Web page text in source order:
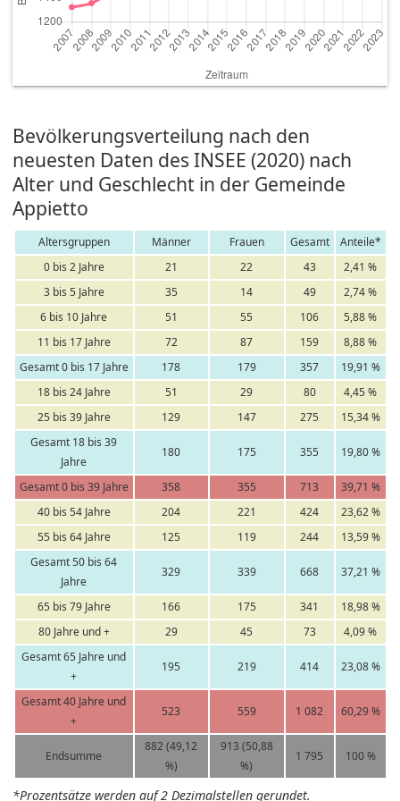
Bevölkerungsverteilung nach den
neuesten Daten des INSEE (2020) nach
Alter und Geschlecht in der Gemeinde
Appietto
Altersgruppen Männer Frauen Gesamt
Anteile*
0 bis 2 Jahre
21 22 43
2,41 %
3 bis 5 Jahre
35 14 49
2,74 %
6 bis 10 Jahre
51 55 106
5,88 %
11 bis 17 Jahre
72 87 159
8,88 %
Gesamt 0 bis 17 Jahre
178 179 357
19,91 %
18 bis 24 Jahre
51 29 80
4,45 %
25 bis 39 Jahre
129 147 275
15,34 %
Gesamt 18 bis 39
Jahre
180 175 355 19,80 %
Gesamt 0 bis 39 Jahre 358 355 713
39,71 %
40 bis 54 Jahre
204 221 424
23,62 %
55 bis 64 Jahre
125 119 244
13,59 %
Gesamt 50 bis 64
Jahre
329 339 668 37,21 %
65 bis 79 Jahre 166 175 341
18,98 %
80 Jahre und +
29 45 73
4,09 %
Gesamt 65 Jahre und
+
195 219 414 23,08 %
Gesamt 40 Jahre und
+
523 559 1 082 60,29 %
Endsumme
882 (49,12
%)
913 (50,88
%)
1 795 100 %
*Prozentsätze werden auf 2 Dezimalstellen gerundet.